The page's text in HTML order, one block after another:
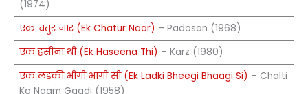
(1974)
एक चतुर नार (Ek Chatur Naar) – Padosan (1968)
एक हसीना थी (Ek Haseena Thi) – Karz (1980)
एक लड़की भीगी भागी सी (Ek Ladki Bheegi Bhaagi Si) – Chalti
Ka Naam Gaadi (1958)